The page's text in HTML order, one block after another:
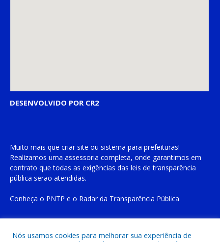
DESENVOLVIDO POR CR2
Muito mais que criar site ou sistema para prefeituras!
Realizamos uma assessoria completa, onde garantimos em
contrato que todas as exigências das leis de transparência
pública serão atendidas.
Conheça o PNTP e o Radar da Transparência Pública
Nós usamos cookies para melhorar sua experiência de